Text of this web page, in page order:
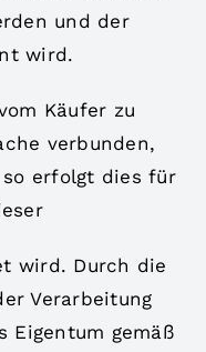
und der
wird.
Käufer zu
verbunden,
erfolgt dies für
wird. Durch die
Verarbeitung
Eigentum gemäß